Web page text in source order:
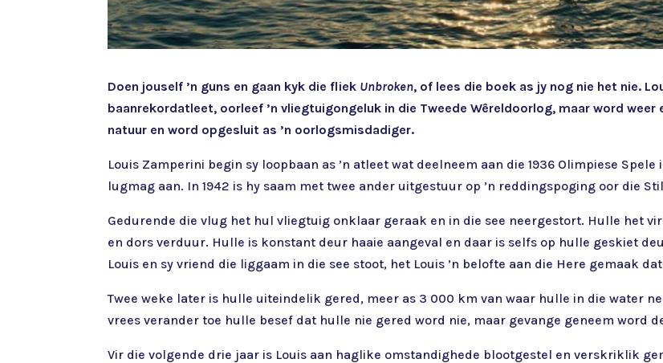
Doen jouself ’n guns en gaan kyk die fliek Unbroken, of lees die boek as jy nog nie het nie.
baanrekordatleet, oorleef ’n vliegtuigongeluk in die Tweede Wêreldoorlog, maar word weer
natuur en word opgesluit as ’n oorlogsmisdadiger.
Louis Zamperini begin sy loopbaan as ’n atleet wat deelneem aan die 1936 Olimpiese
lugmag aan. In 1942 is hy saam met twee ander uitgestuur op ’n reddingspoging oor die
Gedurende die vlug het hul vliegtuig onklaar geraak en in die see neergestort. Hulle het
en dors verduur. Hulle is konstant deur haaie aangeval en daar is selfs op hulle geskiet
Louis en sy vriend die liggaam in die see stoot, het Louis ’n belofte aan die Here gemaak
Twee weke later is hulle uiteindelik gered, meer as 3 000 km van waar hulle in die water
vrees verander toe hulle besef dat hulle nie gered word nie, maar gevange geneem word
Vir die volgende drie jaar is Louis aan haglike omstandighede blootgestel en verskriklik